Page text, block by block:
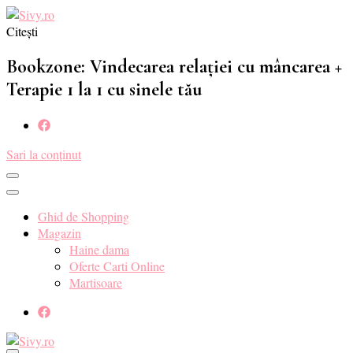
Sivy.ro ❤️
Sivy.ro este un sursa de inspiratie si un ghid de cumparare online
pentru tine. ❤️
Citești
Bookzone: Vindecarea relației cu mâncarea +
Terapie 1 la 1 cu sinele tău
Sari la conținut
Ghid de Shopping
Magazin
Haine dama
Oferte Carti Online
Martisoare